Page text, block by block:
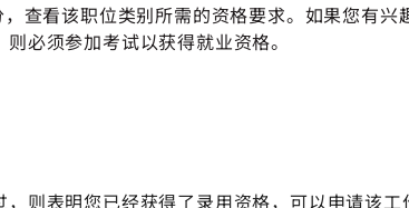
看该职位类别所需的资格要求。如果您有兴
必须参加考试以获得就业资格。
则表明您已经获得了录用资格，可以申请该工